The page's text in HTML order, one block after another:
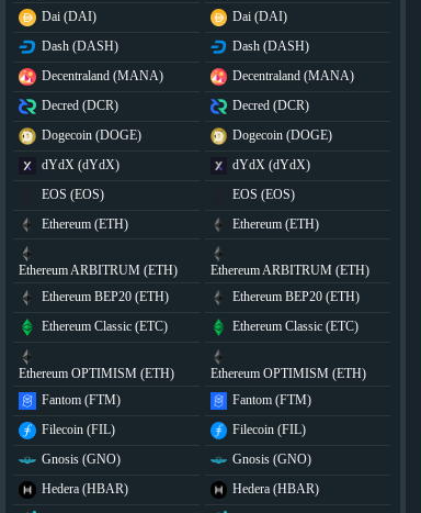
Dai (DAI)
Dash (DASH)
Decentraland (MANA)
Decred (DCR)
Dogecoin (DOGE)
dYdX (dYdX)
EOS (EOS)
Ethereum (ETH)
Ethereum ARBITRUM (ETH)
Ethereum BEP20 (ETH)
Ethereum Classic (ETC)
Ethereum OPTIMISM (ETH)
Fantom (FTM)
Filecoin (FIL)
Gnosis (GNO)
Hedera (HBAR)
Dai (DAI)
Dash (DASH)
Decentraland (MANA)
Decred (DCR)
Dogecoin (DOGE)
dYdX (dYdX)
EOS (EOS)
Ethereum (ETH)
Ethereum ARBITRUM (ETH)
Ethereum BEP20 (ETH)
Ethereum Classic (ETC)
Ethereum OPTIMISM (ETH)
Fantom (FTM)
Filecoin (FIL)
Gnosis (GNO)
Hedera (HBAR)